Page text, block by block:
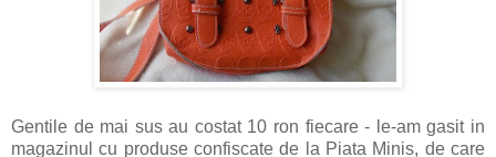
Gentile de mai sus au costat 10 ron fiecare - le-am gasit in
magazinul cu produse confiscate de la Piata Minis, de care